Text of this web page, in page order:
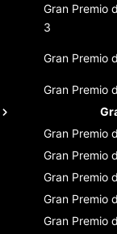
Gran Premio
3
Gran Premio
Gran Premio
Gran Premio
Gran Premio
Gran Premio
Gran Premio
Gran Premio